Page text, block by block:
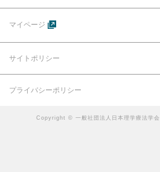
マイページ
サイトポリシー
プライバシーポリシー
Copyright © 一般社団法人日本理学療法学